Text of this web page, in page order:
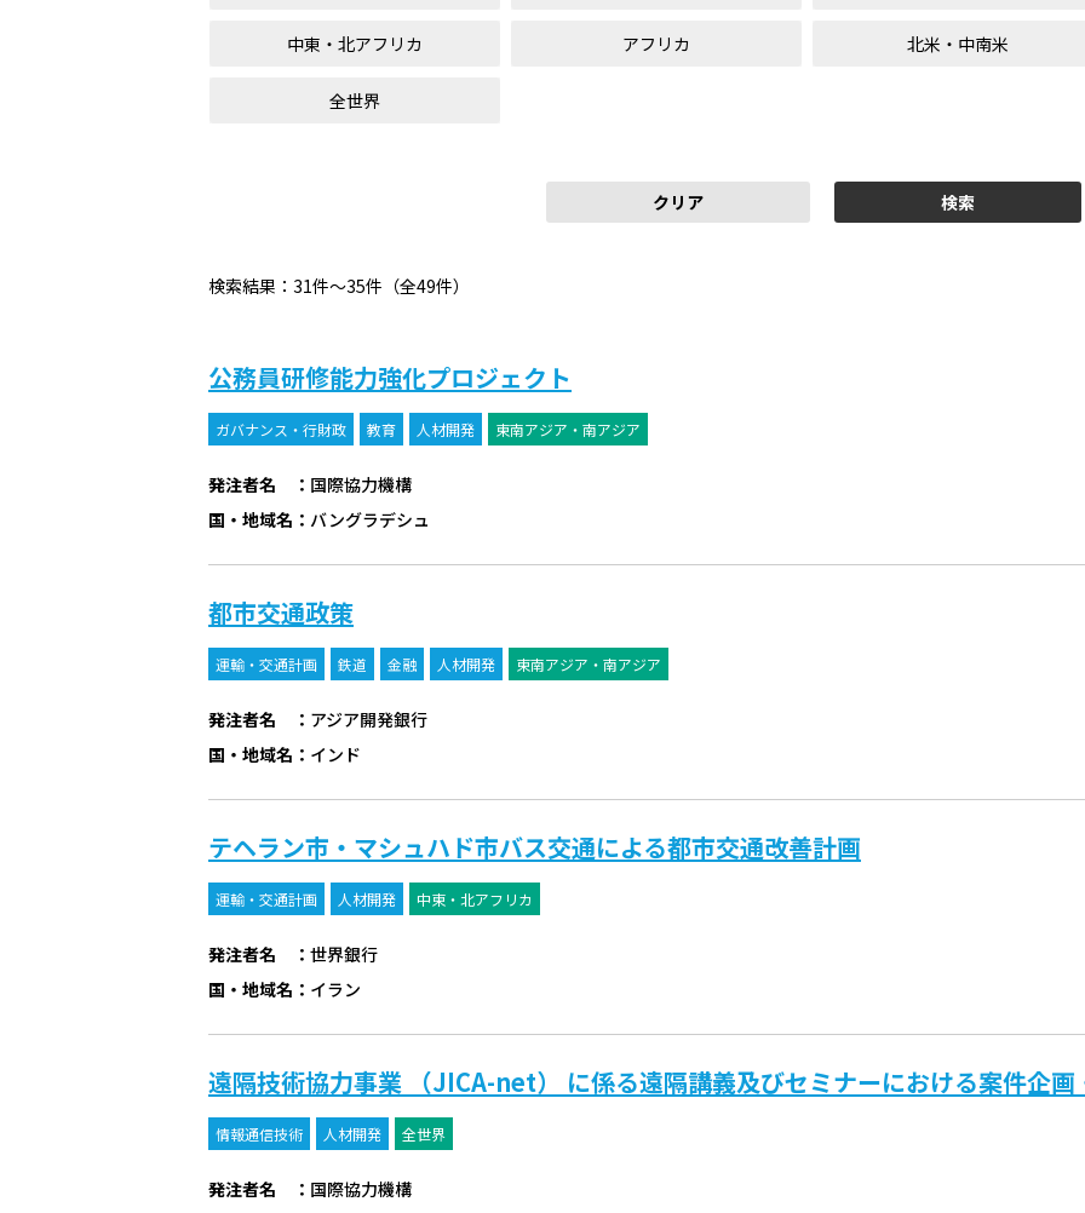
中東・北アフリカ アフリカ 北米・中南米
全世界
検索結果：31件～35件（全49件）
公務員研修能力強化プロジェクト
ガバナンス・行財政 教育 人材開発 東南アジア・南アジア
発注者名 ： 国際協力機構
国・地域名 ： バングラデシュ
都市交通政策
運輸・交通計画 鉄道 金融 人材開発 東南アジア・南アジア
発注者名 ： アジア開発銀行
国・地域名 ： インド
テヘラン市・マシュハド市バス交通による都市交通改善計画
運輸・交通計画 人材開発 中東・北アフリカ
発注者名 ： 世界銀行
国・地域名 ： イラン
遠隔技術協力事業 （JICA-net） に係る遠隔講義及びセミナーにおける案件企画
情報通信技術 人材開発 全世界
発注者名 ： 国際協力機構